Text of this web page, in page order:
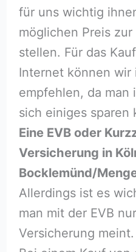
für uns wichtig
möglichen Preis
stellen. Für das
Internet können wir
empfehlen, da man
sich einiges sparen
Eine EVB oder
Versicherung in
Bocklemünd/
Allerdings ist es
man mit der EVB
Versicherung meint.